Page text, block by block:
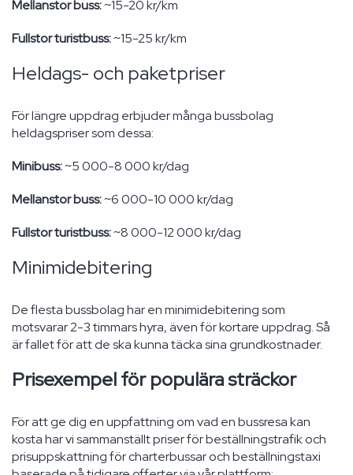
Mellanstor buss:~15-20 kr/km
Fullstor turistbuss:~15-25 kr/km
Heldags- och paketpriser
För längre uppdrag erbjuder många bussbolag
heldagspriser som dessa:
Minibuss:~5 000-8 000 kr/dag
Mellanstor buss:~6 000-10 000 kr/dag
Fullstor turistbuss:~8 000-12 000 kr/dag
Minimidebitering
De flesta bussbolag har en minimidebitering som
motsvarar 2-3 timmars hyra, även för kortare uppdrag. Så
är fallet för att de ska kunna täcka sina grundkostnader.
Prisexempel för populära sträckor
För att ge dig en uppfattning om vad en bussresa kan
kosta har vi sammanställt priser för beställningstrafik och
prisuppskattning för charterbussar och beställningstaxi